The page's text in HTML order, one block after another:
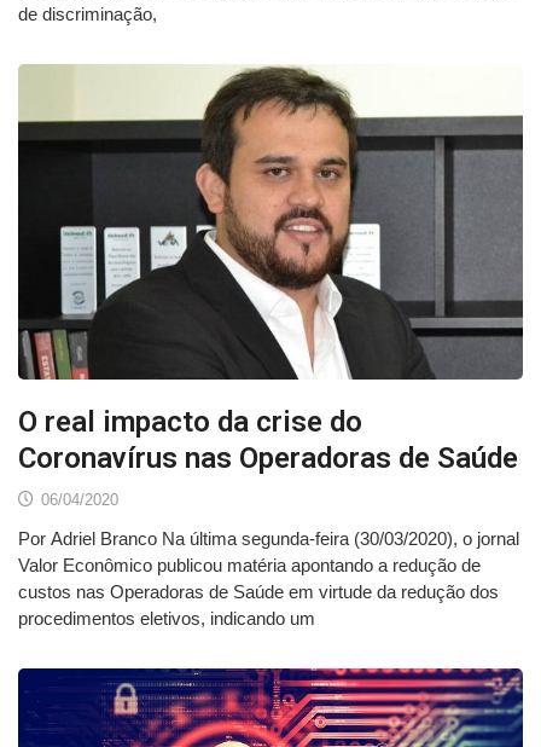
de discriminação,
O real impacto da crise do
Coronavírus nas Operadoras de Saúde
06/04/2020
Por Adriel Branco Na última segunda-feira (30/03/2020), o jornal
Valor Econômico publicou matéria apontando a redução de
custos nas Operadoras de Saúde em virtude da redução dos
procedimentos eletivos, indicando um